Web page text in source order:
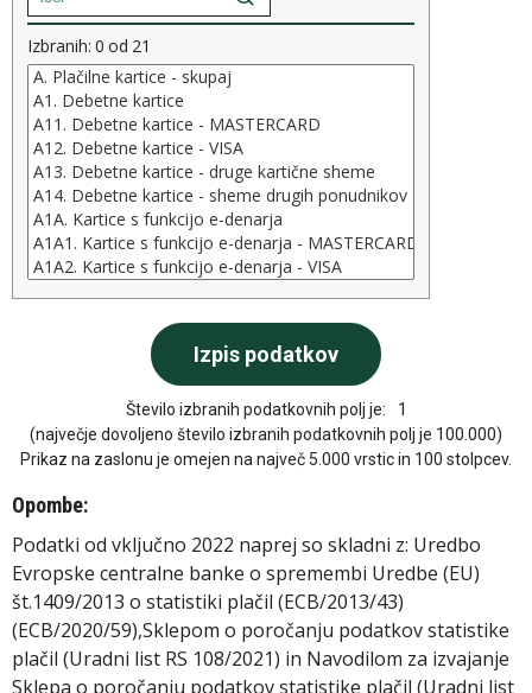
Izbranih: 0 od 21
Število izbranih podatkovnih polj je:
1
(največje dovoljeno število izbranih podatkovnih polj je 100.000)
Prikaz na zaslonu je omejen na največ 5.000 vrstic in 100 stolpcev.
Opombe:
Podatki od vključno 2022 naprej so skladni z: Uredbo
Evropske centralne banke o spremembi Uredbe (EU)
št.1409/2013 o statistiki plačil (ECB/2013/43)
(ECB/2020/59),Sklepom o poročanju podatkov statistike
plačil (Uradni list RS 108/2021) in Navodilom za izvajanje
Sklepa o poročanju podatkov statistike plačil (Uradni list